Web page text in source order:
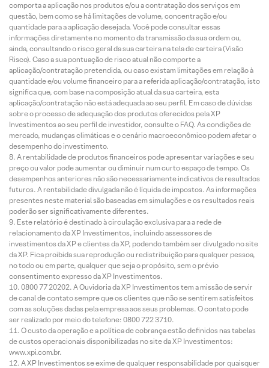
comporta a aplicação nos produtos e/ou a contratação dos serviços em
questão, bem como se há limitações de volume, concentração e/ou
quantidade para a aplicação desejada. Você pode consultar essas
informações diretamente no momento da transmissão da sua ordem ou,
ainda, consultando o risco geral da sua carteira na tela de carteira (Visão
Risco). Caso a sua pontuação de risco atual não comporte a
aplicação/contratação pretendida, ou caso existam limitações em relação à
quantidade e/ou volume financeiro para a referida aplicação/contratação, isto
significa que, com base na composição atual da sua carteira, esta
aplicação/contratação não está adequada ao seu perfil. Em caso de dúvidas
sobre o processo de adequação dos produtos oferecidos pela XP
Investimentos ao seu perfil de investidor, consulte o FAQ. As condições de
mercado, mudanças climáticas e o cenário macroeconômico podem afetar o
desempenho do investimento.
A rentabilidade de produtos financeiros pode apresentar variações e seu
preço ou valor pode aumentar ou diminuir num curto espaço de tempo. Os
desempenhos anteriores não são necessariamente indicativos de resultados
futuros. A rentabilidade divulgada não é líquida de impostos. As informações
presentes neste material são baseadas em simulações e os resultados reais
poderão ser significativamente diferentes.
Este relatório é destinado à circulação exclusiva para a rede de
relacionamento da XP Investimentos, incluindo assessores de
investimentos da XP e clientes da XP, podendo também ser divulgado no site
da XP. Fica proibida sua reprodução ou redistribuição para qualquer pessoa,
no todo ou em parte, qualquer que seja o propósito, sem o prévio
consentimento expresso da XP Investimentos.
0800 77 20202. A Ouvidoria da XP Investimentos tem a missão de servir
de canal de contato sempre que os clientes que não se sentirem satisfeitos
com as soluções dadas pela empresa aos seus problemas. O contato pode
ser realizado por meio do telefone: 0800 722 3710.
O custo da operação e a política de cobrança estão definidos nas tabelas
de custos operacionais disponibilizadas no site da XP Investimentos:
www.xpi.com.br.
A XP Investimentos se exime de qualquer responsabilidade por quaisquer